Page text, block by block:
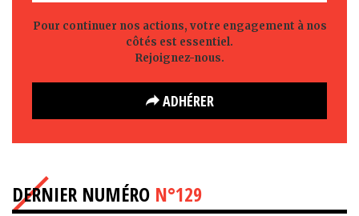
Pour continuer nos actions, votre engagement à nos
côtés est essentiel.
Rejoignez-nous.
ADHÉRER
DERNIER NUMÉRO N°129